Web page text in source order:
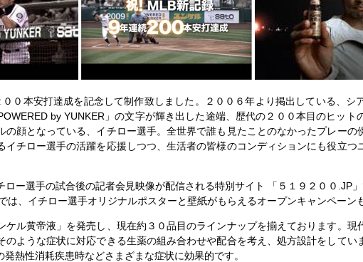
０本安打達成を記念して制作致しました。２００６年より掲出している、シ
by YUNKER」の文字が輝き出した途端、歴代の２００本目のヒット
顔となっている、イチロー選手。全世界で誰も見たことのなかったプレーの
イチロー選手の活躍を応援しつつ、生活者の皆様のコンディションにも役立つ
ー選手の試合後の記者会見映像が配信される特別サイト 「５１９２００.JP」
は、イチロー選手オリジナルポスターと壁紙がもらえるオープンキャンペーン
ル黄帝液」を発売し、現在約３０品目のラインナップを揃えております。現
のような症状に対応できる生薬の組み合わせや配合を考え、処方設計をしてい
熱性消耗疾患時などさまざまな症状に効果的です。